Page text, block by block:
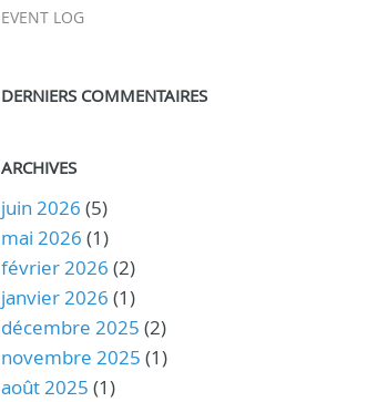
EVENT LOG
DERNIERS COMMENTAIRES
ARCHIVES
juin 2026 (5)
mai 2026 (1)
février 2026 (2)
janvier 2026 (1)
décembre 2025 (2)
novembre 2025 (1)
août 2025 (1)